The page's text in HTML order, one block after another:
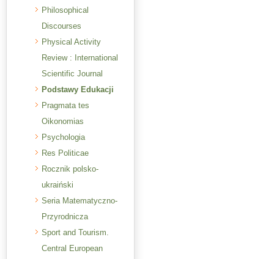
Philosophical
Discourses
Physical Activity
Review : International
Scientific Journal
Podstawy Edukacji
Pragmata tes
Oikonomias
Psychologia
Res Politicae
Rocznik polsko-
ukraiński
Seria Matematyczno-
Przyrodnicza
Sport and Tourism.
Central European